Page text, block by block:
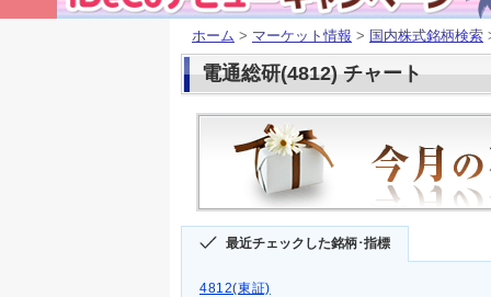
ホーム > マーケット情報 > 国内株式銘柄検索
電通総研(4812) チャート
最近チェックした銘柄･指標
4812(東証)